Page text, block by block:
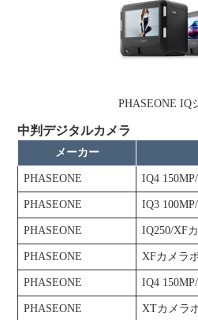
PHASEONE IQ
中判デジタルカメラ
メーカー
PHASEONE IQ4
PHASEONE IQ3
PHASEONE IQ250/XF
PHASEONE XFカメラ
PHASEONE IQ4
PHASEONE XTカメラ